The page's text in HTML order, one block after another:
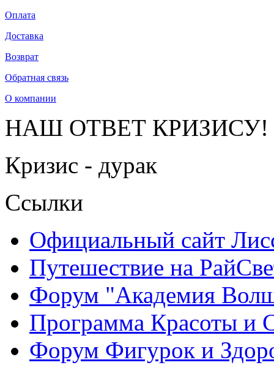
Оплата
Доставка
Возврат
Обратная связь
О компании
НАШ ОТВЕТ КРИЗИСУ!
Кризис - дурак
Ссылки
Официальный сайт
Путешествие на
Форум "Академия
Программа Красоты и
Форум Фигурок и